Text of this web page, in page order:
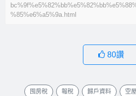
%85%e6%a5%9a.html
80讚
囤房稅 報稅 歸戶資料 空